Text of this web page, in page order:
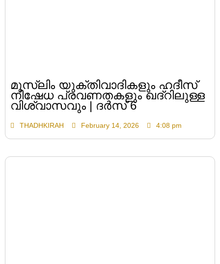
മുസ്ലിം യുക്തിവാദികളും ഹദീസ്
നിഷേധ പ്രവണതകളും ഖദ്റിലുള്ള
വിശ്വാസവും | ദർസ് 6
THADHKIRAH February 14, 2026 4:08 pm